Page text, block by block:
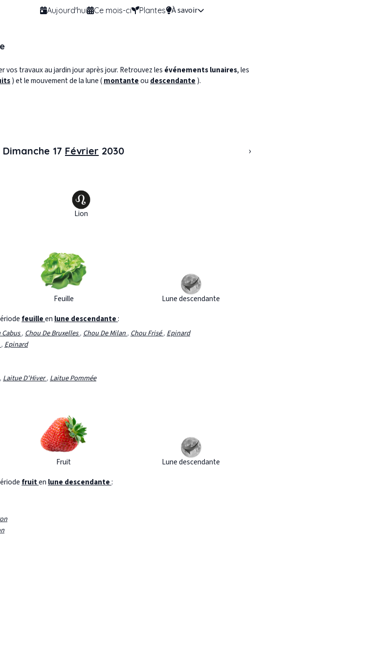
Aujourd'hui Ce mois-ci Plantes À savoir
vos travaux au jardin jour après jour. Retrouvez les événements lunaires, les
) et le mouvement de la lune (montanteou descendante ).
Dimanche 17 Février 2030 ›
Lion
Feuille
Lune descendante
feuilleen lune descendante:
Cabus, Chou De Bruxelles, Chou De Milan, Chou Frisé, Epinard
, Epinard
, Laitue D'Hiver, Laitue Pommée
Fruit
Lune descendante
fruiten lune descendante: